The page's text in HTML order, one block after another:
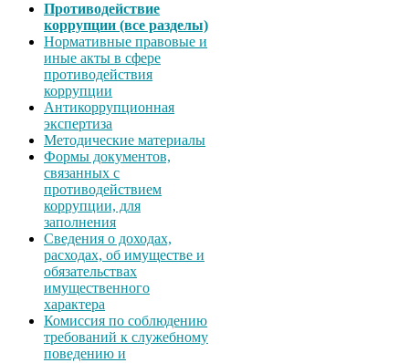
Противодействие
коррупции (все разделы)
Нормативные правовые и
иные акты в сфере
противодействия
коррупции
Антикоррупционная
экспертиза
Методические материалы
Формы документов,
связанных с
противодействием
коррупции, для
заполнения
Сведения о доходах,
расходах, об имуществе и
обязательствах
имущественного
характера
Комиссия по соблюдению
требований к служебному
поведению и